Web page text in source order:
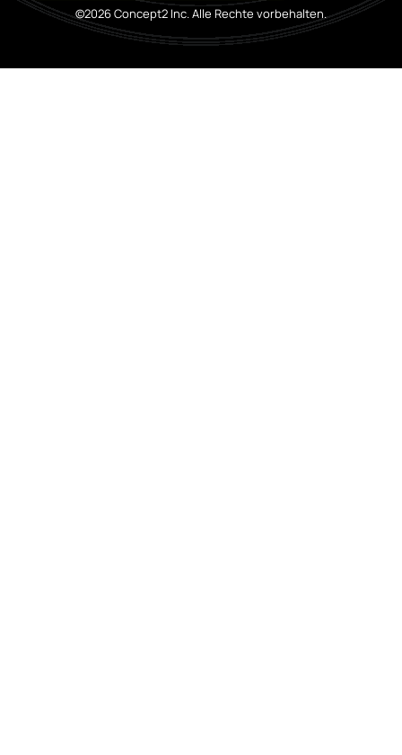
©2026 Concept2 Inc. Alle Rechte vorbehalten.